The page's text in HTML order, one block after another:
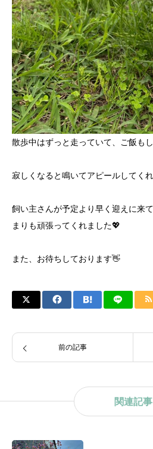
散歩中はずっと走っていて、ご飯も
寂しくなると鳴いてアピールしてく
飼い主さんが予定より早く迎えに来
まりも頑張ってくれました💖
また、お待ちしております👋
前の記事
関連記事